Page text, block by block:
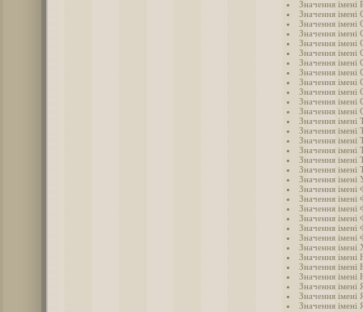
Значення імені
Значення імені
Значення імені
Значення імені
Значення імені
Значення імені
Значення імені
Значення імені
Значення імені
Значення імені
Значення імені
Значення імені
Значення імені
Значення імені
Значення імені
Значення імені
Значення імені
Значення імені
Значення імені
Значення імені
Значення імені
Значення імені
Значення імені
Значення імені
Значення імені
Значення імені
Значення імені
Значення імені
Значення
Значення імені
Значення імені
Значення імені